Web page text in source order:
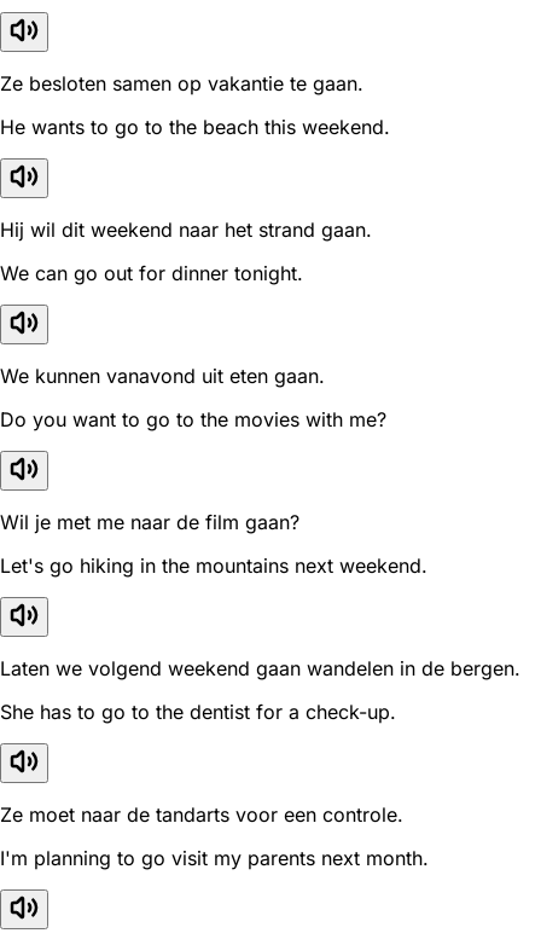
Ze besloten samen op vakantie te gaan.
He wants to go to the beach this weekend.
Hij wil dit weekend naar het strand gaan.
We can go out for dinner tonight.
We kunnen vanavond uit eten gaan.
Do you want to go to the movies with me?
Wil je met me naar de film gaan?
Let's go hiking in the mountains next weekend.
Laten we volgend weekend gaan wandelen in de bergen.
She has to go to the dentist for a check-up.
Ze moet naar de tandarts voor een controle.
I'm planning to go visit my parents next month.